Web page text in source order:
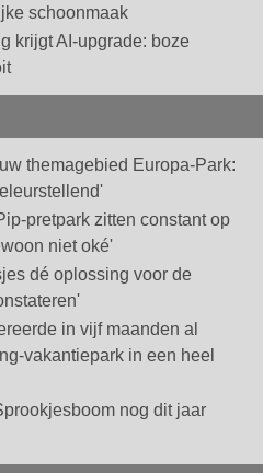
schoonmaak
krijgt AI-upgrade: boze
themagebied Europa-Park:
pretpark zitten constant op
niet oké'
dé oplossing voor de
in vijf maanden al
vakantiepark in een heel
nog dit jaar